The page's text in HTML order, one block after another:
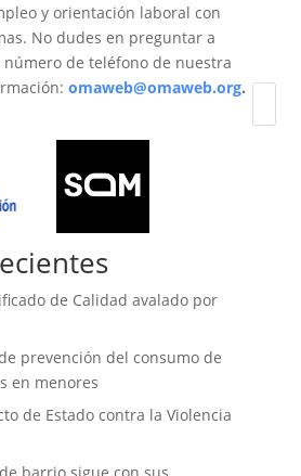
y orientación laboral con
No dudes en preguntar a
de teléfono de nuestra
omaweb@omaweb.org.
de Calidad avalado por
prevención del consumo de
en menores
de Estado contra la Violencia
barrio sigue con sus